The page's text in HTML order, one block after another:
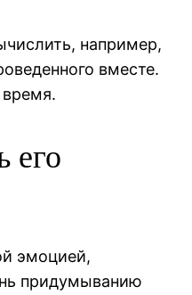
например,
вместе.
его
эмоцией,
придумыванию